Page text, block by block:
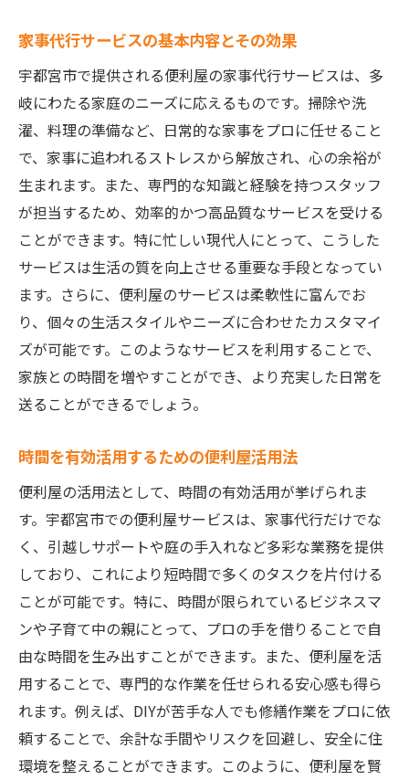
住を実現する方法
安心安全な引越しのための便利屋サポート
活用法
引越し準備で忘れがちなポイントとは
便利屋が提供する引越しサポートの流れ
宇都宮市で便利屋を選ぶ際のコツ
引越し後の片付けも便利屋にお任せ
実体験で語る便利屋引越しサポートの利便
性
庭の手入れを便利屋に頼む理由とそのプロフェ
ッショナルな技術
庭の手入れで便利屋が提供するサービス内
容
役割
庭のプロフェッショナルが教える美しい庭
作り
便利屋の技術で庭の健康を守る方法
庭の維持に必要な道具と便利屋のサポート
宇都宮市の庭を知り尽くした便利屋の技術
宇都宮市の便利屋が提案する住まいを快適にす
るヒント集
住まいの快適性を上げる便利屋の知恵
宇都宮市での生活に役立つ便利屋のアドバ
イス
家事代行サービスの基本内容とその効果
宇都宮市で提供される便利屋の家事代行サービスは、多
岐にわたる家庭のニーズに応えるものです。掃除や洗
濯、料理の準備など、日常的な家事をプロに任せること
で、家事に追われるストレスから解放され、心の余裕が
生まれます。また、専門的な知識と経験を持つスタッフ
が担当するため、効率的かつ高品質なサービスを受ける
ことができます。特に忙しい現代人にとって、こうした
サービスは生活の質を向上させる重要な手段となってい
ます。さらに、便利屋のサービスは柔軟性に富んでお
り、個々の生活スタイルやニーズに合わせたカスタマイ
ズが可能です。このようなサービスを利用することで、
家族との時間を増やすことができ、より充実した日常を
送ることができるでしょう。
時間を有効活用するための便利屋活用法
便利屋の活用法として、時間の有効活用が挙げられま
す。宇都宮市での便利屋サービスは、家事代行だけでな
く、引越しサポートや庭の手入れなど多彩な業務を提供
しており、これにより短時間で多くのタスクを片付ける
ことが可能です。特に、時間が限られているビジネスマ
ンや子育て中の親にとって、プロの手を借りることで自
由な時間を生み出すことができます。また、便利屋を活
用することで、専門的な作業を任せられる安心感も得ら
れます。例えば、DIYが苦手な人でも修繕作業をプロに依
頼することで、余計な手間やリスクを回避し、安全に住
環境を整えることができます。このように、便利屋を賢